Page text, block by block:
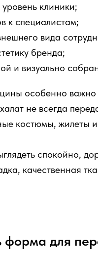
клиники;
к специалистам;
вида
бренда;
и визуально
особенно
не всегда
костюмы, жилеты
спокойно,
качественная
для